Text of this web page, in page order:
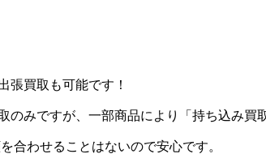
張買取も可能です！
みですが、一部商品により「持ち込み買
合わせることはないので安心です。